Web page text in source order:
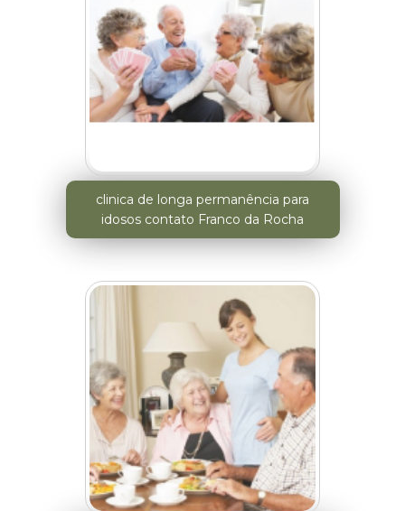
clinica de longa permanência para
idosos contato Franco da Rocha